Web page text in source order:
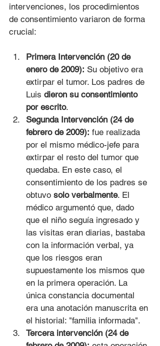
intervenciones, los procedimientos
de consentimiento variaron de forma
crucial:
Primera Intervención (20 de
enero de 2009): Su objetivo era
extirpar el tumor. Los padres de
Luis dieron su consentimiento
por escrito.
Segunda Intervención (24 de
febrero de 2009): fue realizada
por el mismo médico-jefe para
extirpar el resto del tumor que
quedaba. En este caso, el
consentimiento de los padres se
obtuvo solo verbalmente. El
médico argumentó que, dado
que el niño seguía ingresado y
las visitas eran diarias, bastaba
con la información verbal, ya
que los riesgos eran
supuestamente los mismos que
en la primera operación. La
única constancia documental
era una anotación manuscrita en
el historial: "familia informada".
Tercera intervención (24 de